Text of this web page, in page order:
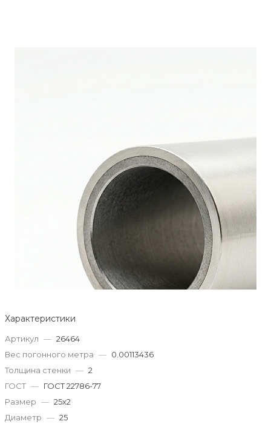
Характеристики
Артикул — 26464
Вес погонного метра — 0.00113436
Толщина стенки — 2
ГОСТ — ГОСТ 22786-77
Размер — 25х2
Диаметр — 25